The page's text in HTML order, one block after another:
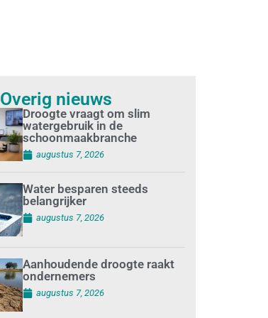
Overig nieuws
Droogte vraagt om slim
watergebruik in de
schoonmaakbranche
augustus 7, 2026
Water besparen steeds
belangrijker
augustus 7, 2026
Aanhoudende droogte raakt
ondernemers
augustus 7, 2026